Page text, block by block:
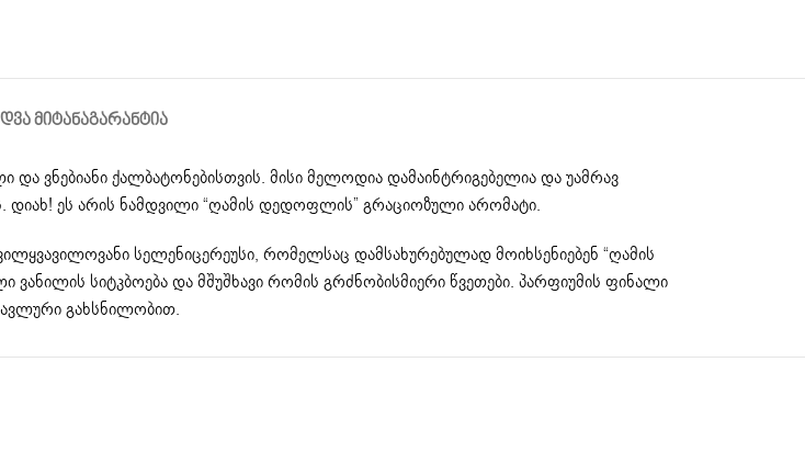
ᲛᲘᲢᲐᲜᲐᲒᲐᲠᲐᲜᲢᲘᲐ
და ვნებიანი ქალბატონებისთვის. მისი მელოდია დამაინტრიგებელია და უამრავ
დიახ! ეს არის ნამდვილი “ღამის დედოფლის” გრაციოზული არომატი.
სელენიცერეუსი, რომელსაც დამსახურებულად მოიხსენიებენ “ღამის
სიტკბოება და მშუშხავი რომის გრძნობისმიერი წვეთები. პარფიუმის ფინალი
გახსნილობით.